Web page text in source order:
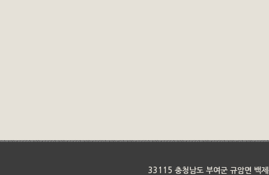
33115 충청남도 부여군 규암면 백